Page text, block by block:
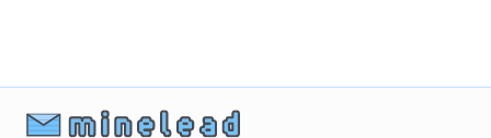
t**********@falmouth.ac.uk